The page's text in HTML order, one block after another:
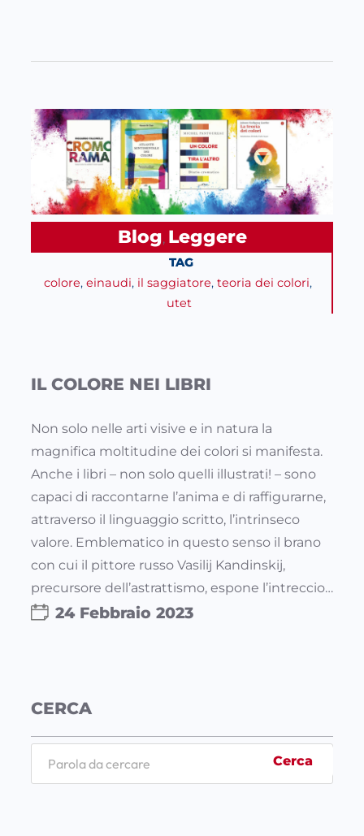
Blog, Leggere
TAG
colore, einaudi, il saggiatore, teoria dei colori,
utet
IL COLORE NEI LIBRI
Non solo nelle arti visive e in natura la
magnifica moltitudine dei colori si manifesta.
Anche i libri – non solo quelli illustrati! – sono
capaci di raccontarne l’anima e di raffigurarne,
attraverso il linguaggio scritto, l’intrinseco
valore. Emblematico in questo senso il brano
con cui il pittore russo Vasilij Kandinskij,
precursore dell’astrattismo, espone l’intreccio…
24 Febbraio 2023
CERCA
Cerca